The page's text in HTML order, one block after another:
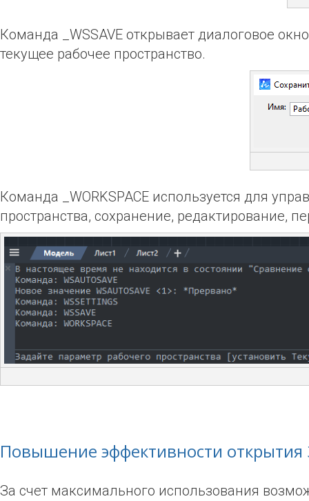
Команда _WSSAVE открывает диалоговое
текущее рабочее пространство.
Команда _WORKSPACE используется для
пространства, сохранение, редактирование,
Повышение эффективности открытия
За счет максимального использования